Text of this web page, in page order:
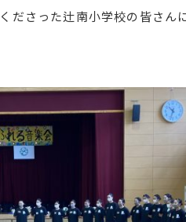
ださった辻南小学校の皆さん